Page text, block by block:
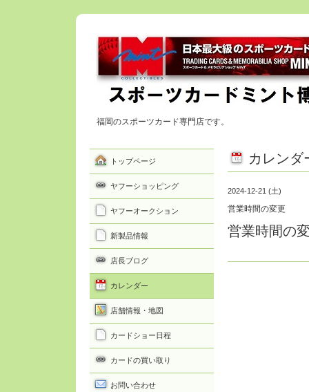
福岡のスポーツカード専門店です。
カレンダ
2024-12-21 (土)
営業時間の変更
営業時間の
トップページ
ヤフーショッピング
ヤフーオークション
新製品情報
店長ブログ
カレンダー
店舗情報・地図
カードショー日程
カードの買い取り
お問い合わせ